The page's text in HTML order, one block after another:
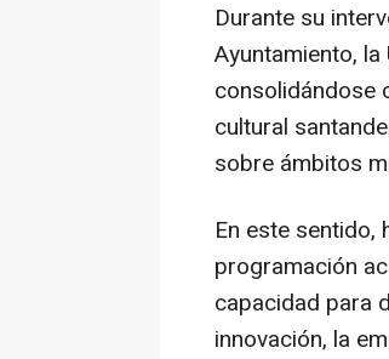
Durante su
Ayuntamiento,
consolidándose
cultural
sobre ámbitos
En este sentido,
programación
capacidad para
innovación, la